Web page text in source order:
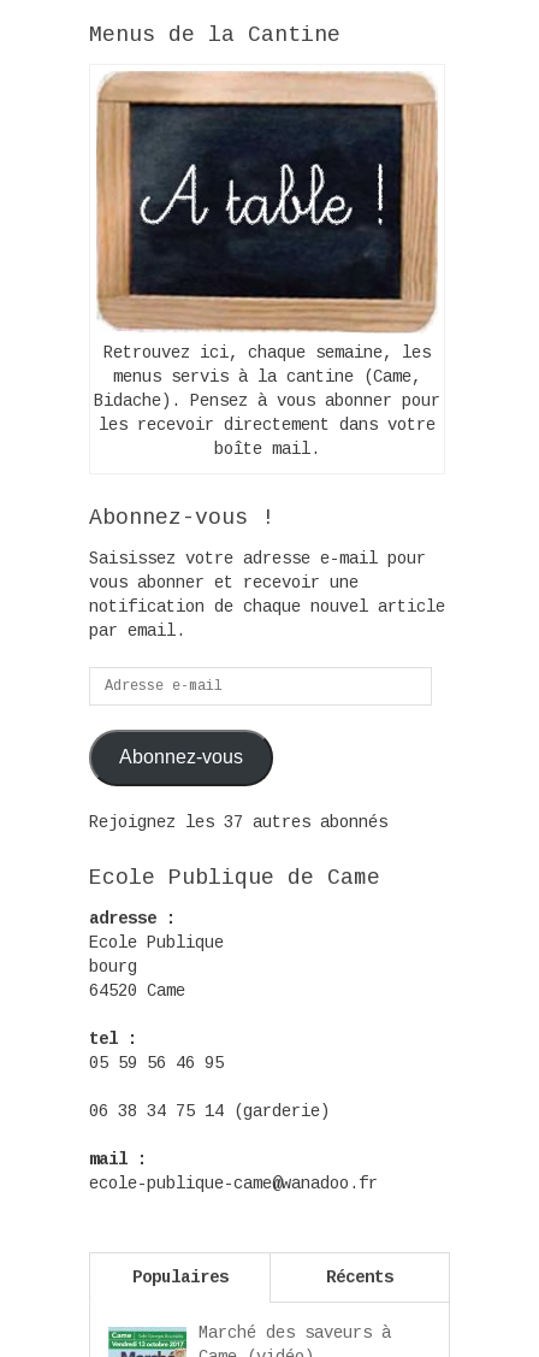
Menus de la Cantine
Retrouvez ici, chaque semaine, les
menus servis à la cantine (Came,
Bidache). Pensez à vous abonner pour
les recevoir directement dans votre
boîte mail.
Abonnez-vous !
Saisissez votre adresse e-mail pour
vous abonner et recevoir une
notification de chaque nouvel article
par email.
Adresse
e-
mail
Abonnez-vous
Rejoignez les 37 autres abonnés
Ecole Publique de Came
adresse :
Ecole Publique
bourg
64520 Came
tel :
05 59 56 46 95
06 38 34 75 14 (garderie)
mail :
ecole-publique-came@wanadoo.fr
Populaires Récents
Marché des saveurs à